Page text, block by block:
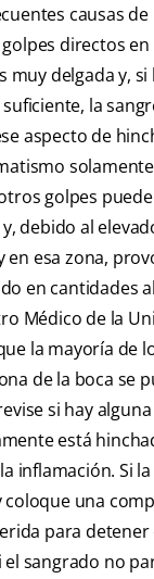
causas
directos en
muy delgada y, si
la
aspecto de
golpes
debido al
en esa zona,
en cantidades
Médico de la
la mayoría de
de la boca se
si hay
está
inflamación. Si
coloque una
para detener
el sangrado no